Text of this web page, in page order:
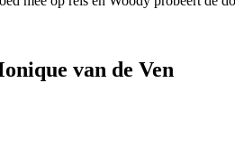
van de Ven